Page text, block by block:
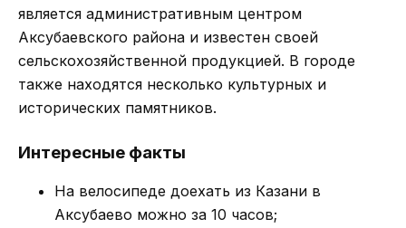
является административным центром
Аксубаевского района и известен своей
сельскохозяйственной продукцией. В городе
также находятся несколько культурных и
исторических памятников.
Интересные факты
На велосипеде доехать из Казани в
Аксубаево можно за 10 часов;